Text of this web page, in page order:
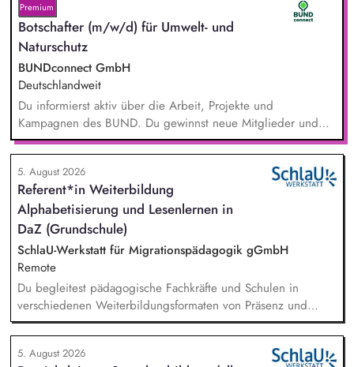
Premium
Botschafter (m/w/d) für Umwelt- und
Naturschutz
BUNDconnect GmbH
Deutschlandweit
Du informierst aktiv über die Arbeit, Projekte und
Kampagnen des BUND. Du gewinnst neue Mitglieder und
stärkst damit langfristig den Umwelt- und Naturschutz. Du
beantwortest Fragen zu Umwelt-, Arten- und Klimaschutz nach
bestem Wissen und Gewissen. Du unterstützt Kampagnen
und Aktionen, beispielsweise durch das Sammeln von
Unterschriften für Petitionen.
5. August 2026
Referent*in Weiterbildung
Alphabetisierung und Lesenlernen in
DaZ (Grundschule)
SchlaU-Werkstatt für Migrationspädagogik gGmbH
Remote
Du begleitest pädagogische Fachkräfte und Schulen in
verschiedenen Weiterbildungsformaten von Präsenz und
Online-Workshops bis hin zu pädogischen Tagen und erstellst
Online-Selbstlernkurse für unsere Plattform schlau-lernen.org.
Die inhaltlichen Schwerpunkte liegen dabei auf den
5. August 2026